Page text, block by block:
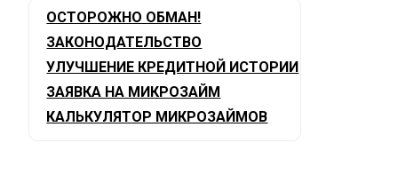
ОСТОРОЖНО ОБМАН!
ЗАКОНОДАТЕЛЬСТВО
УЛУЧШЕНИЕ КРЕДИТНОЙ ИСТОРИИ
ЗАЯВКА НА МИКРОЗАЙМ
КАЛЬКУЛЯТОР МИКРОЗАЙМОВ